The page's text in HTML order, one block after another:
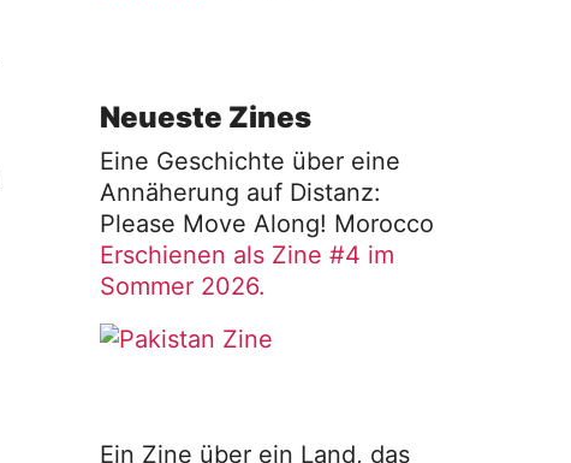
Neueste Zines
Eine Geschichte über eine
Annäherung auf Distanz:
Please Move Along! Morocco
Erschienen als Zine #4 im
Sommer 2026.
Ein Zine über ein Land, das